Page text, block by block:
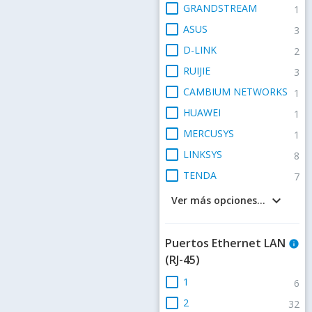
check_box_outline_blank GRANDSTREAM 1
check_box_outline_blank ASUS 3
check_box_outline_blank D-LINK 2
check_box_outline_blank RUIJIE 3
check_box_outline_blank CAMBIUM NETWORKS 1
check_box_outline_blank HUAWEI 1
check_box_outline_blank MERCUSYS 1
check_box_outline_blank LINKSYS 8
check_box_outline_blank TENDA 7
keyboard_arrow_down
Ver más opciones...
Puertos Ethernet LAN
(RJ-45)
info
check_box_outline_blank 1 6
check_box_outline_blank 2 32